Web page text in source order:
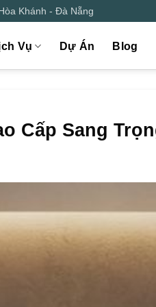
Khánh - Đà Nẵng
Vụ Dự Án Blog
Cấp Sang